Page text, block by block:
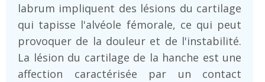
labrum impliquent des lésions du cartilage
qui tapisse l'alvéole fémorale, ce qui peut
provoquer de la douleur et de l'instabilité.
La lésion du cartilage de la hanche est une
affection caractérisée par un contact